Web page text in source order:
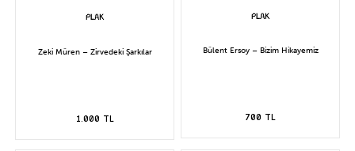
Zeki Müren – Zirvedeki Şarkılar
1.000 TL
Bülent Ersoy – Bizim Hikayemiz
700 TL